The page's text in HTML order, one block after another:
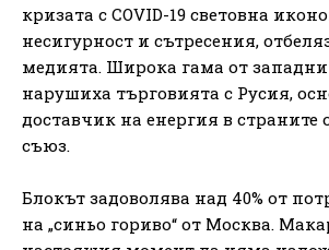
кризата с COVID-19 световна
несигурност и сътресения,
медията. Широка гама от
нарушиха търговията с Русия,
доставчик на енергия в страните
съюз.
Блокът задоволява над 40% от
на „синьо гориво“ от Москва.